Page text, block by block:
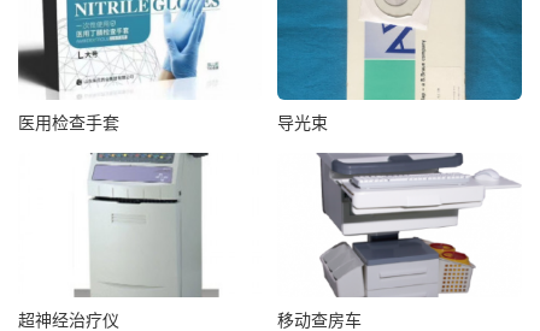
医用检查手套 导光束
超神经治疗仪 移动查房车